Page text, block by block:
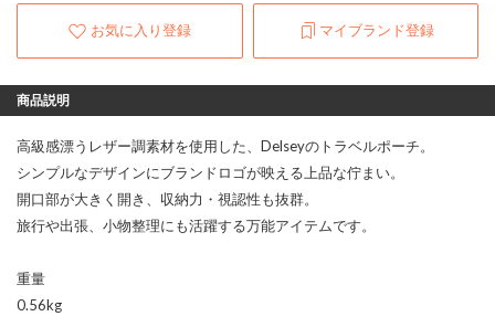
お気に入り登録 マイブランド登録
商品説明
高級感漂うレザー調素材を使用した、Delseyのトラベルポーチ。
シンプルなデザインにブランドロゴが映える上品な佇まい。
開口部が大きく開き、収納力・視認性も抜群。
旅行や出張、小物整理にも活躍する万能アイテムです。
重量
0.56kg